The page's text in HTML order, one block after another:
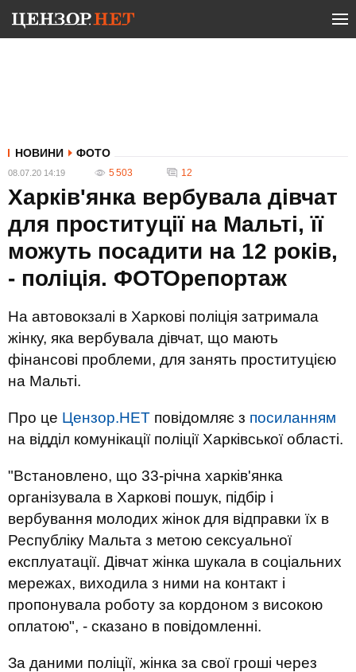
НОВИНИ ФОТО
08.07.20 14:19 5 503 12
Харків'янка вербувала дівчат
для проституції на Мальті, її
можуть посадити на 12 років,
- поліція. ФОТОрепортаж
На автовокзалі в Харкові поліція затримала
жінку, яка вербувала дівчат, що мають
фінансові проблеми, для занять проституцією
на Мальті.
Про це Цензор.НЕТ повідомляє з посиланням
на відділ комунікації поліції Харківської області.
"Встановлено, що 33-річна харків'янка
організувала в Харкові пошук, підбір і
вербування молодих жінок для відправки їх в
Республіку Мальта з метою сексуальної
експлуатації. Дівчат жінка шукала в соціальних
мережах, виходила з ними на контакт і
пропонувала роботу за кордоном з високою
оплатою", - сказано в повідомленні.
За даними поліції, жінка за свої гроші через